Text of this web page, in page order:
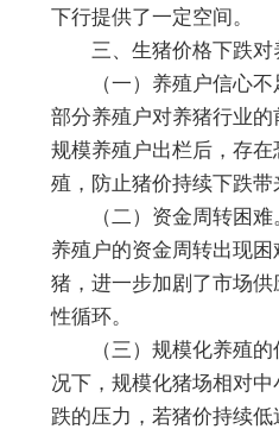
下行提供了一定空间。
三、生猪价格下跌对
（一）养殖户信心
部分养殖户对养猪行业
规模养殖户出栏后，存
殖，防止猪价持续下跌带
（二）资金周转困
养殖户的资金周转出现
猪，进一步加剧了市场
性循环。
（三）规模化养殖
况下，规模化猪场相对
跌的压力，若猪价持续